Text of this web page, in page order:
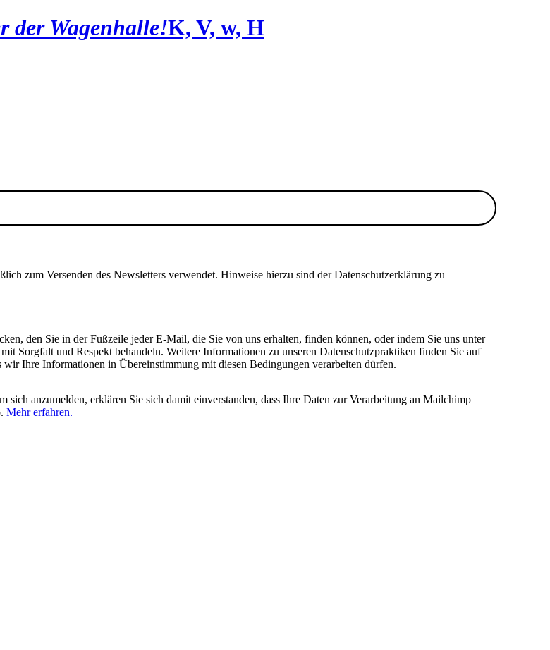
der Wagenhalle!K, V, w, H
zum Versenden des Newsletters verwendet. Hinweise hierzu sind der Datenschutzerklärung zu
den Sie in der Fußzeile jeder E-Mail, die Sie von uns erhalten, finden können, oder indem Sie uns unter
Sorgfalt und Respekt behandeln. Weitere Informationen zu unseren Datenschutzpraktiken finden Sie auf
Ihre Informationen in Übereinstimmung mit diesen Bedingungen verarbeiten dürfen.
anzumelden, erklären Sie sich damit einverstanden, dass Ihre Daten zur Verarbeitung an Mailchimp
Mehr erfahren.